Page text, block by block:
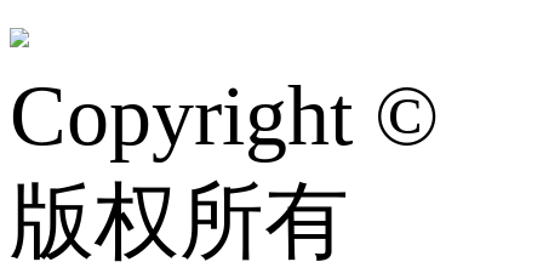
Copyright ©
版权所有